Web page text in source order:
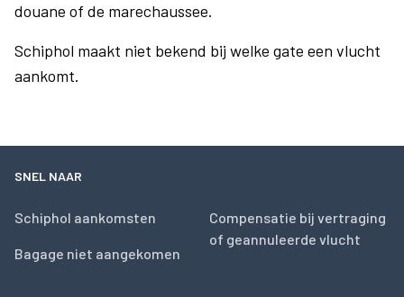
douane of de marechaussee.
Schiphol maakt niet bekend bij welke gate een vlucht
aankomt.
SNEL NAAR
Schiphol aankomsten
Bagage niet aangekomen
Compensatie bij vertraging
of geannuleerde vlucht